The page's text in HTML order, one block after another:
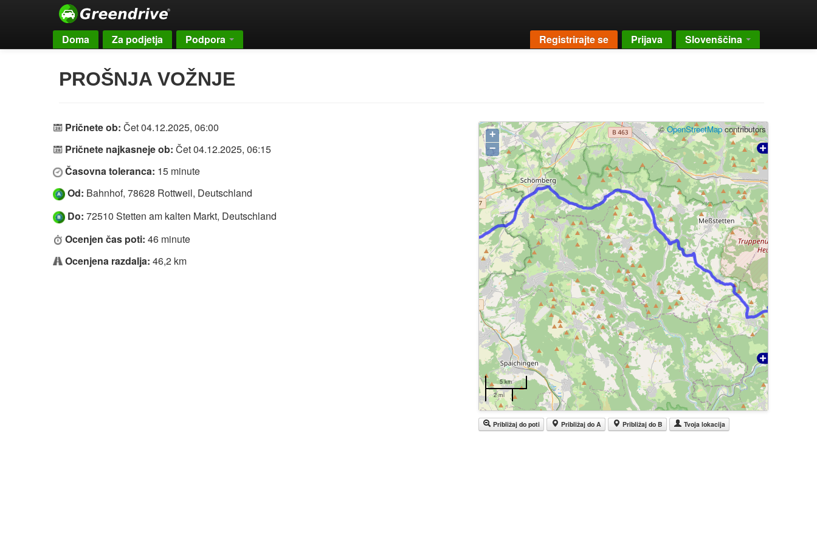
Doma Za podjetja Podpora Registrirajte se Prijava Slovenščina
PROŠNJA VOŽNJE
Pričnete ob: Čet 04.12.2025, 06:00
Pričnete najkasneje ob: Čet 04.12.2025, 06:15
Časovna toleranca: 15 minute
Od: Bahnhof, 78628 Rottweil, Deutschland
Do: 72510 Stetten am kalten Markt, Deutschland
Ocenjen čas poti: 46 minute
Ocenjena razdalja: 46,2 km
+
−
©OpenStreetMapcontributors
5 km
2 mi
Približaj do poti Približaj do A Približaj do B Tvoja lokacija